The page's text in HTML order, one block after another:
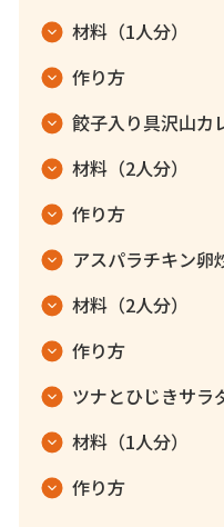
材料（1人分）
作り方
餃子入り具沢山カ
材料（2人分）
作り方
アスパラチキン卵
材料（2人分）
作り方
ツナとひじきサラ
材料（1人分）
作り方